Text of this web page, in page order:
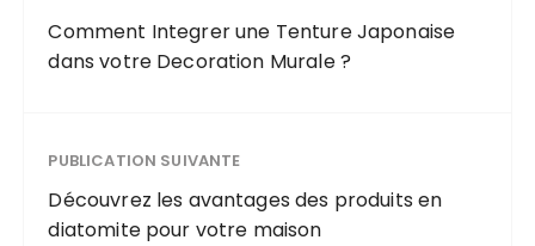
quotidienne
de la paix
Comment Integrer une Tenture Japonaise
dans votre Decoration Murale ?
PUBLICATION SUIVANTE
Découvrez les avantages des produits en
diatomite pour votre maison